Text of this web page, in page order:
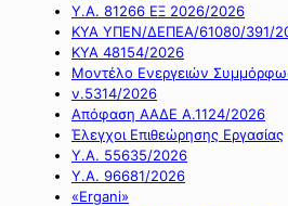
Υ.Α. 81266 ΕΞ 2026/2026
ΚΥΑ ΥΠΕΝ/ΔΕΠΕΑ/61080/391/
ΚΥΑ 48154/2026
Μοντέλο Ενεργειών
ν.5314/2026
Απόφαση ΑΑΔΕ Α.1124/2026
Έλεγχοι Επιθεώρησης Εργασίας
Υ.Α. 55635/2026
Υ.Α. 96681/2026
«Ergani»